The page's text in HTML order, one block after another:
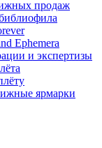
продаж
Ephemera
и экспертизы
ярмарки